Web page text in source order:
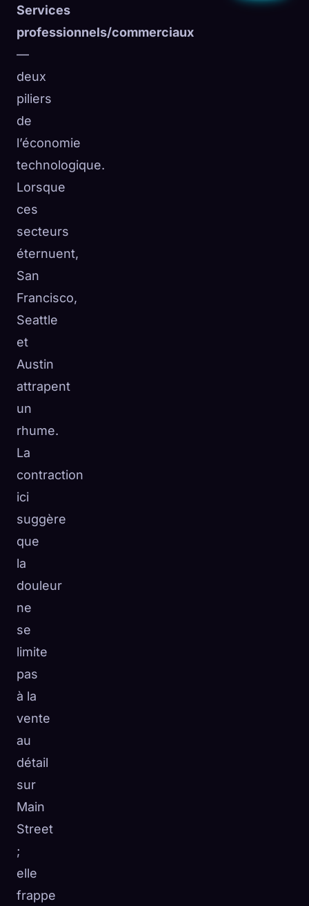
Services
professionnels/commerciaux
—
deux
piliers
de
l’économie
technologique.
Lorsque
ces
secteurs
éternuent,
San
Francisco,
Seattle
et
Austin
attrapent
un
rhume.
La
contraction
ici
suggère
que
la
douleur
ne
se
limite
pas
à la
vente
au
détail
sur
Main
Street
;
elle
frappe